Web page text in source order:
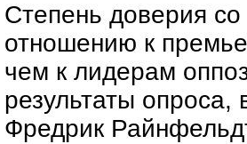
Степень доверия
отношению к
чем к лидерам
результаты опроса,
Фредрик